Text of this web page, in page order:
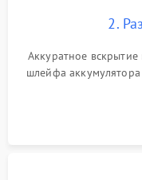
2.
Аккуратное
шлейфа
высохшей